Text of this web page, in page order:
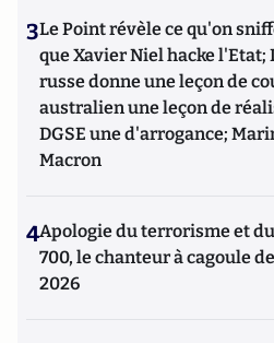
3Le Point révèle ce qu'on
que Xavier Niel hacke l'Etat;
russe donne une leçon de
australien une leçon de
DGSE une d'arrogance;
Macron
4Apologie du terrorisme et
700, le chanteur à cagoule
2026